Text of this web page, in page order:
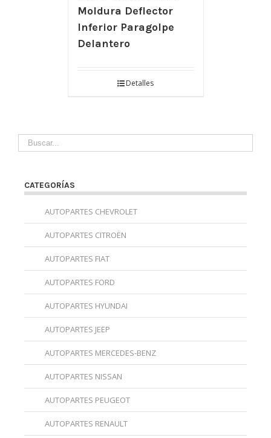
Moldura Deflector
Inferior Paragolpe
Delantero
Detalles
CATEGORÍAS
AUTOPARTES CHEVROLET
AUTOPARTES CITROËN
AUTOPARTES FIAT
AUTOPARTES FORD
AUTOPARTES HYUNDAI
AUTOPARTES JEEP
AUTOPARTES MERCEDES-BENZ
AUTOPARTES NISSAN
AUTOPARTES PEUGEOT
AUTOPARTES RENAULT